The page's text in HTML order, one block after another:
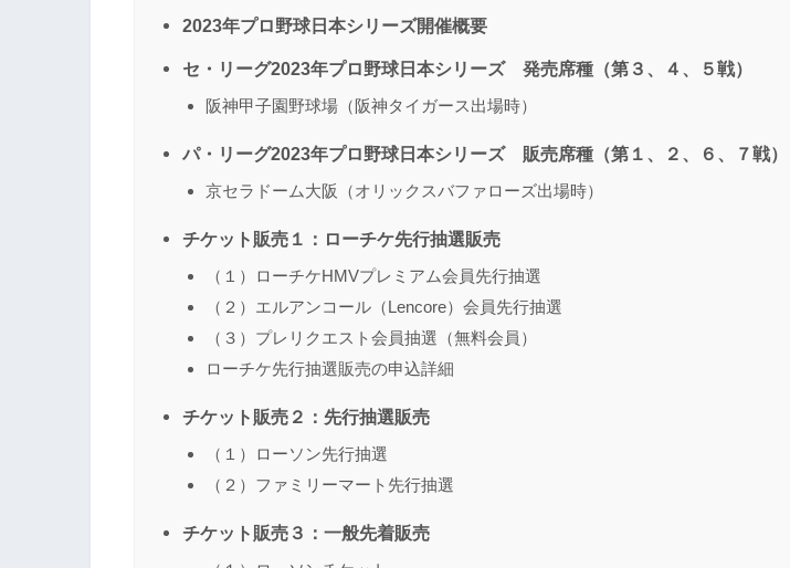
2023年プロ野球日本シリーズ開催概要
セ・リーグ2023年プロ野球日本シリーズ 発売席種（第３、４、５戦）
阪神甲子園野球場（阪神タイガース出場時）
パ・リーグ2023年プロ野球日本シリーズ 販売席種（第１、２、６、７戦）
京セラドーム大阪（オリックスバファローズ出場時）
チケット販売１：ローチケ先行抽選販売
（１）ローチケHMVプレミアム会員先行抽選
（２）エルアンコール（Lencore）会員先行抽選
（３）プレリクエスト会員抽選（無料会員）
ローチケ先行抽選販売の申込詳細
チケット販売２：先行抽選販売
（１）ローソン先行抽選
（２）ファミリーマート先行抽選
チケット販売３：一般先着販売